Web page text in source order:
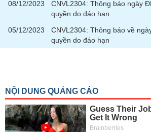
08/12/2023
CNVL2304: Thông báo ngày
quyền do đáo hạn
05/12/2023
CNVL2304: Thông báo về
quyền do đáo hạn